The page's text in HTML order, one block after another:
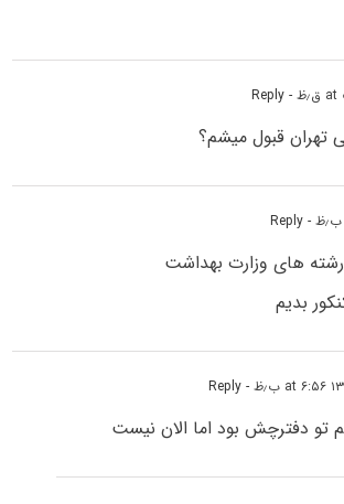
- Reply
- Reply
های وزارت بهداشت
بدیم
- Reply
تو دفترچش بود اما الان نیست